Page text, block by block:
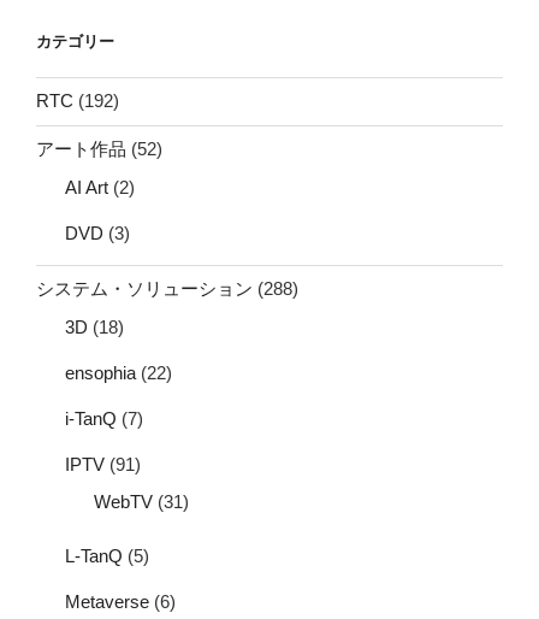
カテゴリー
RTC (192)
アート作品 (52)
AI Art (2)
DVD (3)
システム・ソリューション (288)
3D (18)
ensophia (22)
i-TanQ (7)
IPTV (91)
WebTV (31)
L-TanQ (5)
Metaverse (6)